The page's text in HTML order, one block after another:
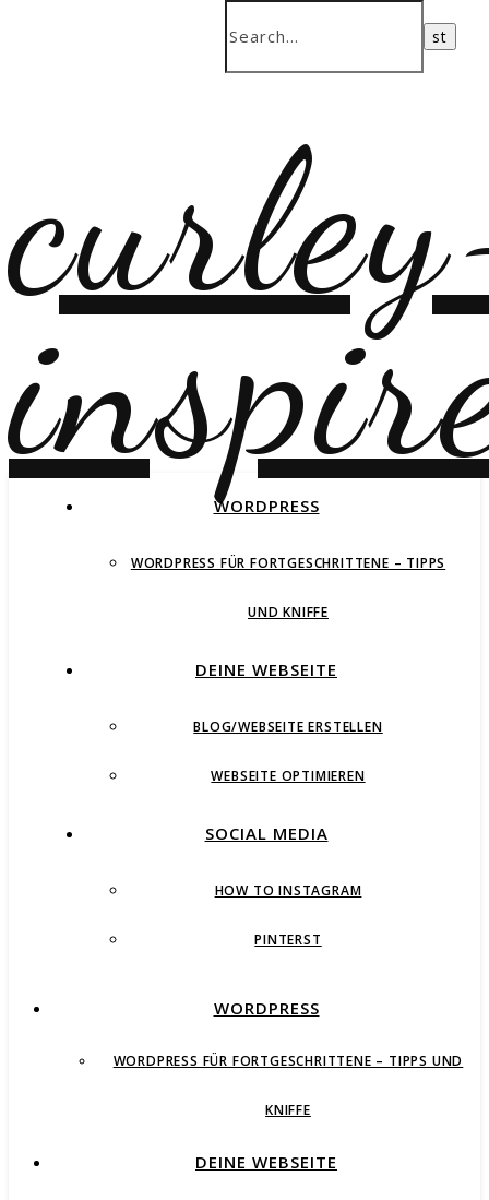
WORDPRESS
WORDPRESS FÜR FORTGESCHRITTENE – TIPPS
UND KNIFFE
DEINE WEBSEITE
BLOG/WEBSEITE ERSTELLEN
WEBSEITE OPTIMIEREN
SOCIAL MEDIA
HOW TO INSTAGRAM
PINTERST
WORDPRESS
WORDPRESS FÜR FORTGESCHRITTENE – TIPPS UND
KNIFFE
DEINE WEBSEITE